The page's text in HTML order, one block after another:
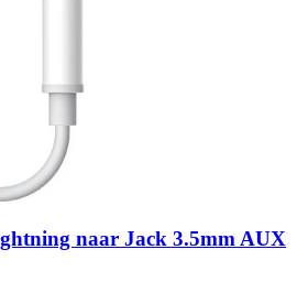
naar Jack 3.5mm AUX